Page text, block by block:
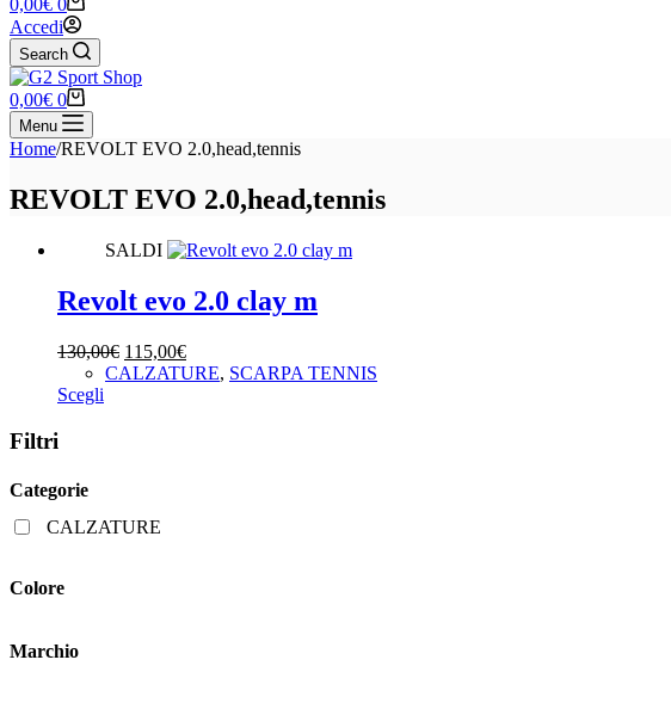
0,00€ 0
Accedi
Search
Carrello
0,00€ 0
Menu
Home/REVOLT EVO 2.0,head,tennis
REVOLT EVO 2.0,head,tennis
SALDI
Revolt evo 2.0 clay m
130,00€ Il
prezzo
115,00€Il
prezzo
CALZATURE, SCARPA TENNIS
Scegli
opzioni
Filtri
Categorie
CALZATURE
Colore
Marchio